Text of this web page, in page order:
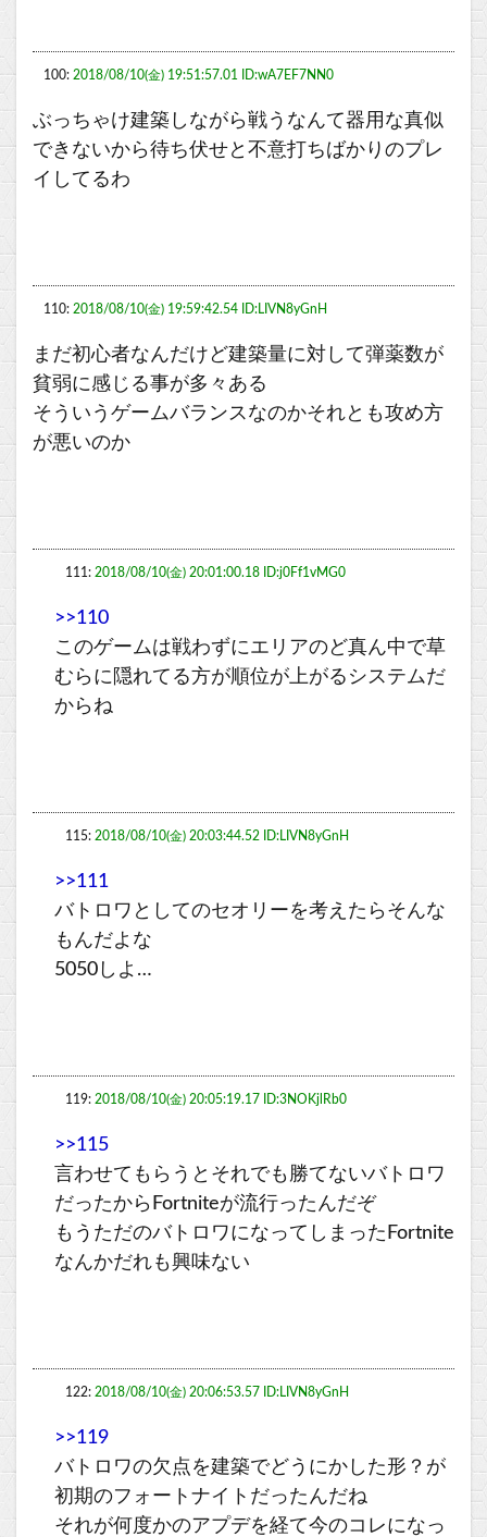
100: 2018/08/10(金) 19:51:57.01 ID:wA7EF7NN0
ぶっちゃけ建築しながら戦うなんて器用な真似
できないから待ち伏せと不意打ちばかりのプレ
イしてるわ
110: 2018/08/10(金) 19:59:42.54 ID:LIVN8yGnH
まだ初心者なんだけど建築量に対して弾薬数が
貧弱に感じる事が多々ある
そういうゲームバランスなのかそれとも攻め方
が悪いのか
111: 2018/08/10(金) 20:01:00.18 ID:j0Ff1vMG0
>>110
このゲームは戦わずにエリアのど真ん中で草
むらに隠れてる方が順位が上がるシステムだ
からね
115: 2018/08/10(金) 20:03:44.52 ID:LIVN8yGnH
>>111
バトロワとしてのセオリーを考えたらそんな
もんだよな
5050しよ…
119: 2018/08/10(金) 20:05:19.17 ID:3NOKjlRb0
>>115
言わせてもらうとそれでも勝てないバトロワ
だったからFortniteが流行ったんだぞ
もうただのバトロワになってしまったFortnite
なんかだれも興味ない
122: 2018/08/10(金) 20:06:53.57 ID:LIVN8yGnH
>>119
バトロワの欠点を建築でどうにかした形？が
初期のフォートナイトだったんだね
それが何度かのアプデを経て今のコレになっ